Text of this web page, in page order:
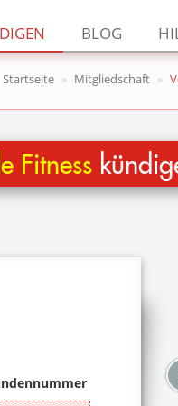
Jetzt kündigen
Blog
Anmelden
BLOG
Startseite Mitgliedschaft
Fitness